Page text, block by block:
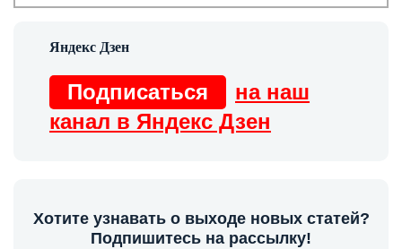
Подписаться
на наш
канал в Яндекс Дзен
Хотите узнавать о выходе новых статей?
Подпишитесь на рассылку!